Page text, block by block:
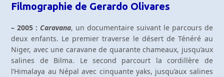
Filmographie de Gerardo Olivares
– 2005 : Caravana, un documentaire suivant le parcours de
deux enfants. Le premier traverse le désert de Ténéré au
Niger, avec une caravane de quarante chameaux, jusqu’aux
salines de Bilma. Le second parcourt la cordillère de
l’Himalaya au Népal avec cinquante yaks, jusqu’aux salines